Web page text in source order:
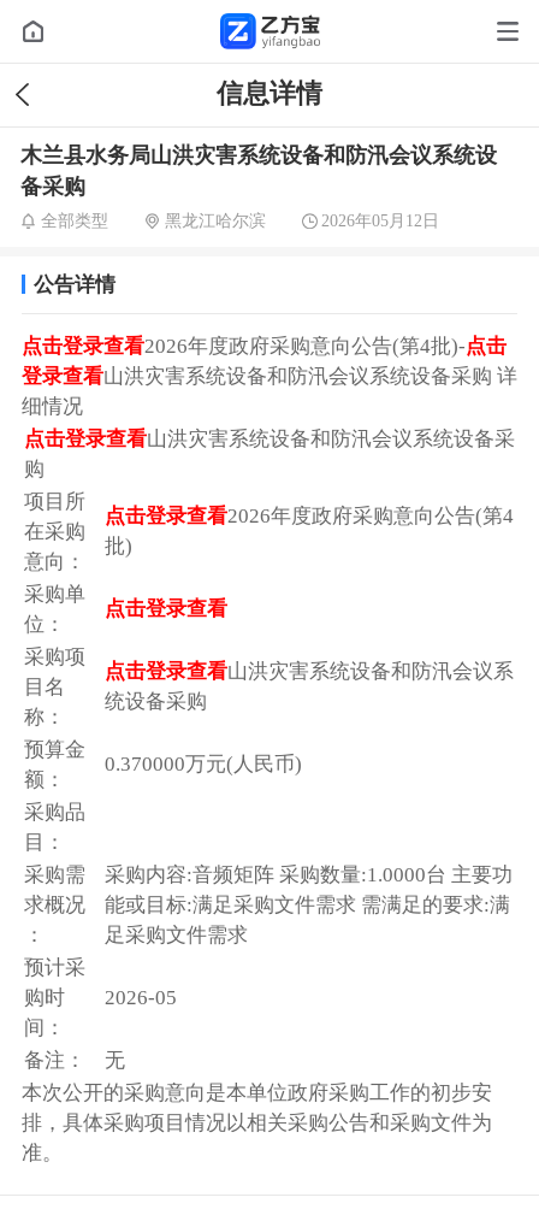
信息详情
木兰县水务局山洪灾害系统设备和防汛会议系统设
备采购
全部类型 黑龙江哈尔滨 2026年05月12日
公告详情
点击登录查看2026年度政府采购意向公告(第4批)-点击
登录查看山洪灾害系统设备和防汛会议系统设备采购 详
细情况
点击登录查看山洪灾害系统设备和防汛会议系统设备采
购
项目所
在采购
意向：
点击登录查看2026年度政府采购意向公告(第4
批)
采购单
位：
点击登录查看
采购项
目名
称：
点击登录查看山洪灾害系统设备和防汛会议系
统设备采购
预算金
额：
0.370000万元(人民币)
采购品
目：
采购需
求概况
：
采购内容:音频矩阵 采购数量:1.0000台 主要功
能或目标:满足采购文件需求 需满足的要求:满
足采购文件需求
预计采
购时
间：
2026-05
备注：
无
本次公开的采购意向是本单位政府采购工作的初步安
排，具体采购项目情况以相关采购公告和采购文件为
准。